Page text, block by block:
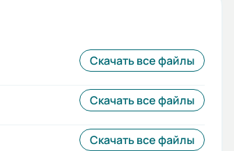
Скачать все файлы
Скачать все файлы
Скачать все файлы